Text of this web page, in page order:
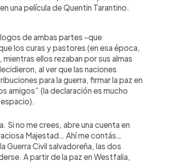
una película de Quentin Tarantino.
de ambas partes -que
los curas y pastores (en esa época,
ellos rezaban por sus almas
al ver que las naciones
para la guerra, firmar la paz en
amigos” (la declaración es mucho
Si no me crees, abre una cuenta en
Majestad… Ahí me contás…
Guerra Civil salvadoreña, las dos
A partir de la paz en Westfalia,